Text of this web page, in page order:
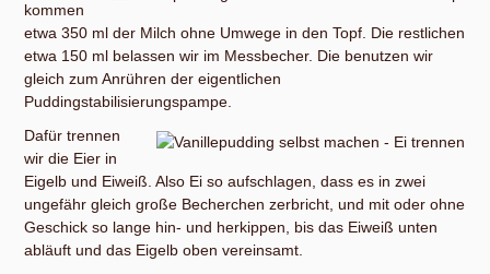
kommen
etwa 350 ml der Milch ohne Umwege in den Topf. Die restlichen
etwa 150 ml belassen wir im Messbecher. Die benutzen wir
gleich zum Anrühren der eigentlichen
Puddingstabilisierungspampe.
Dafür trennen
wir die Eier in
Eigelb und Eiweiß. Also Ei so aufschlagen, dass es in zwei
ungefähr gleich große Becherchen zerbricht, und mit oder ohne
Geschick so lange hin- und herkippen, bis das Eiweiß unten
abläuft und das Eigelb oben vereinsamt.